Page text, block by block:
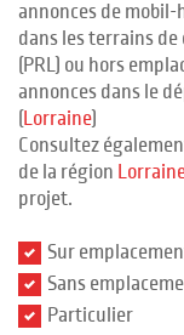
annonces de mobil-
dans les terrains
(PRL) ou hors
annonces dans le
(Lorraine)
Consultez
de la région
projet.
Sur
Sans
Particulier